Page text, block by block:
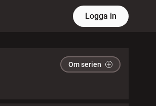
Logga in
Om serien